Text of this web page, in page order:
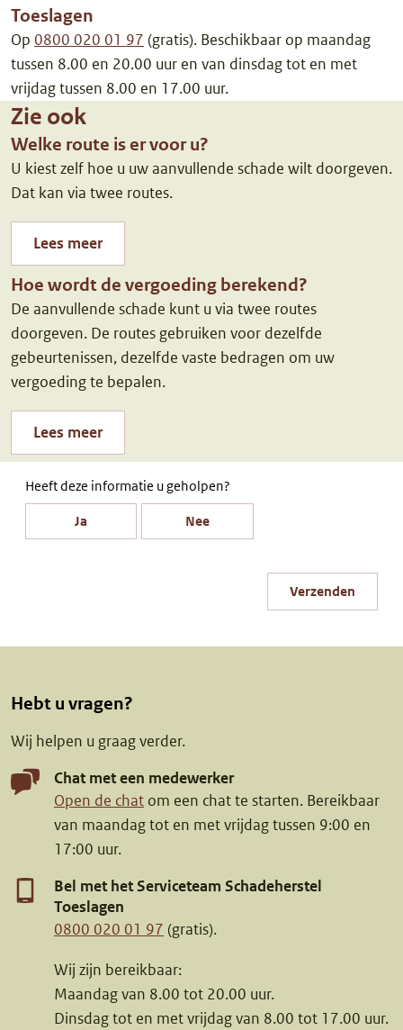
Toeslagen
Op 0800 020 01 97 (gratis). Beschikbaar op maandag
tussen 8.00 en 20.00 uur en van dinsdag tot en met
vrijdag tussen 8.00 en 17.00 uur.
Zie ook
Hoe wordt de vergoeding berekend?
De aanvullende schade kunt u via twee routes
doorgeven. De routes gebruiken voor dezelfde
gebeurtenissen, dezelfde vaste bedragen om uw
vergoeding te bepalen.
Lees meer
Welke route is er voor u?
U kiest zelf hoe u uw aanvullende schade wilt doorgeven.
Dat kan via twee routes.
Lees meer
Heeft deze informatie u geholpen?
Ja Nee
Verzenden
Hebt u vragen?
Wij helpen u graag verder.
Chat met een medewerker
Open de chat om een chat te starten. Bereikbaar
van maandag tot en met vrijdag tussen 9:00 en
17:00 uur.
Bel met het Serviceteam Schadeherstel
Toeslagen
0800 020 01 97 (gratis).
Wij zijn bereikbaar:
Maandag van 8.00 tot 20.00 uur.
Dinsdag tot en met vrijdag van 8.00 tot 17.00 uur.